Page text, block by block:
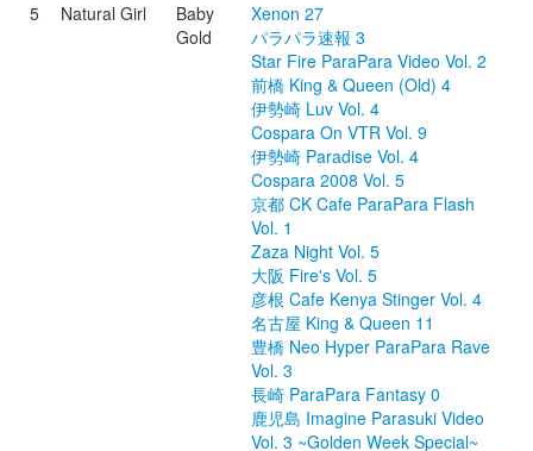
5
Natural Girl
Baby
Gold
Xenon 27
パラパラ速報 3
Star Fire ParaPara Video Vol. 2
前橋 King & Queen (Old) 4
伊勢崎 Luv Vol. 4
Cospara On VTR Vol. 9
伊勢崎 Paradise Vol. 4
Cospara 2008 Vol. 5
京都 CK Cafe ParaPara Flash
Vol. 1
Zaza Night Vol. 5
大阪 Fire's Vol. 5
彦根 Cafe Kenya Stinger Vol. 4
名古屋 King & Queen 11
豊橋 Neo Hyper ParaPara Rave
Vol. 3
長崎 ParaPara Fantasy 0
鹿児島 Imagine Parasuki Video
Vol. 3 ~Golden Week Special~